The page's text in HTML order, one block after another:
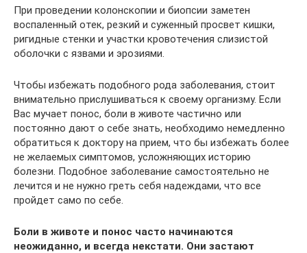
При проведении колонскопии и биопсии заметен
воспаленный отек, резкий и суженный просвет кишки,
ригидные стенки и участки кровотечения слизистой
оболочки с язвами и эрозиями.
Чтобы избежать подобного рода заболевания, стоит
внимательно прислушиваться к своему организму. Если
Вас мучает понос, боли в животе частично или
постоянно дают о себе знать, необходимо немедленно
обратиться к доктору на прием, что бы избежать более
не желаемых симптомов, усложняющих историю
болезни. Подобное заболевание самостоятельно не
лечится и не нужно греть себя надеждами, что все
пройдет само по себе.
Боли в животе и понос часто начинаются
неожиданно, и всегда некстати. Они застают